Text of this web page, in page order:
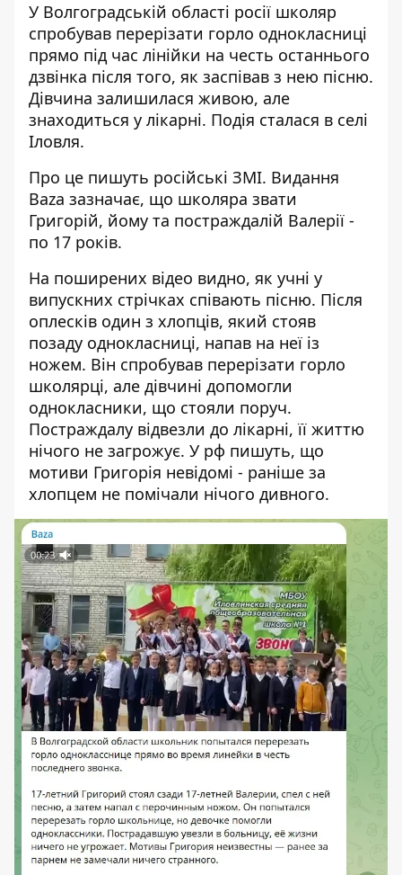
У Волгоградській області росії школяр
спробував перерізати горло однокласниці
прямо під час лінійки на честь останнього
дзвінка після того, як заспівав з нею пісню.
Дівчина залишилася живою, але
знаходиться у лікарні. Подія сталася в селі
Іловля.
Про це пишуть російські ЗМІ. Видання
Baza зазначає, що школяра звати
Григорій, йому та постраждалій Валерії -
по 17 років.
На поширених відео видно, як учні у
випускних стрічках співають пісню. Після
оплесків один з хлопців, який стояв
позаду однокласниці, напав на неї із
ножем. Він спробував перерізати горло
школярці, але дівчині допомогли
однокласники, що стояли поруч.
Постраждалу відвезли до лікарні, її життю
нічого не загрожує. У рф пишуть, що
мотиви Григорія невідомі - раніше за
хлопцем не помічали нічого дивного.